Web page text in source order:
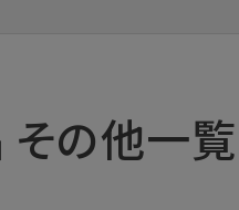
の他一覧